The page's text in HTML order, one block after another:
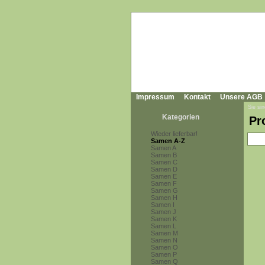
Impressum Kontakt Unsere AGB
Kategorien
Wieder lieferbar!
Samen A-Z
Samen A
Samen B
Samen C
Samen D
Samen E
Samen F
Samen G
Samen H
Samen I
Samen J
Samen K
Samen L
Samen M
Samen N
Samen O
Samen P
Samen Q
Sie